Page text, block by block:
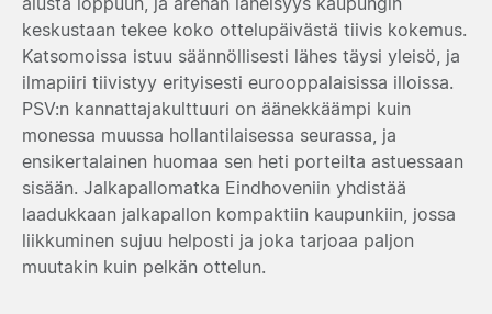
keskustaan tekee koko ottelupäivästä tiivis kokemus.
Katsomoissa istuu säännöllisesti lähes täysi yleisö, ja
ilmapiiri tiivistyy erityisesti eurooppalaisissa illoissa.
PSV:n kannattajakulttuuri on äänekkäämpi kuin
monessa muussa hollantilaisessa seurassa, ja
ensikertalainen huomaa sen heti porteilta astuessaan
sisään. Jalkapallomatka Eindhoveniin yhdistää
laadukkaan jalkapallon kompaktiin kaupunkiin, jossa
liikkuminen sujuu helposti ja joka tarjoaa paljon
muutakin kuin pelkän ottelun.